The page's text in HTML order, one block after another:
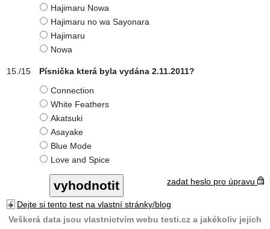
Hajimaru Nowa
Hajimaru no wa Sayonara
Hajimaru
Nowa
Písnička která byla vydána 2.11.2011?
Connection
White Feathers
Akatsuki
Asayake
Blue Mode
Love and Spice
zadat heslo pro úpravu
Dejte si tento test na vlastní stránky/blog
Veškerá data jsou vlastnictvím webu testi.cz a jakékoliv jejich